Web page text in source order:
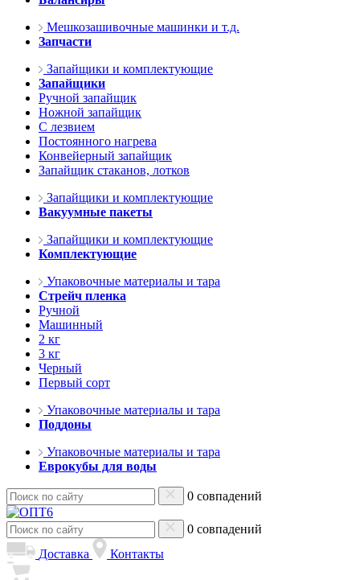
Мешкозашивочные машинки и т.д.
Запчасти
Запайщики и комплектующие
Запайщики
Ручной запайщик
Ножной запайщик
С лезвием
Постоянного нагрева
Конвейерный запайщик
Запайщик стаканов, лотков
Запайщики и комплектующие
Вакуумные пакеты
Запайщики и комплектующие
Комплектующие
Упаковочные материалы и тара
Стрейч пленка
Ручной
Машинный
2 кг
3 кг
Черный
Первый сорт
Упаковочные материалы и тара
Поддоны
Упаковочные материалы и тара
Еврокубы для воды
0 совпадений
0 совпадений
Доставка
Контакты